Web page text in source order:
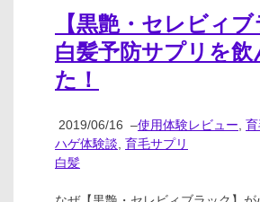
【黒艶・セレビィブ
白髪予防サプリを飲
た！
2019/06/16 –使用体験レビュー
ハゲ体験談 育毛サプリ
白髪